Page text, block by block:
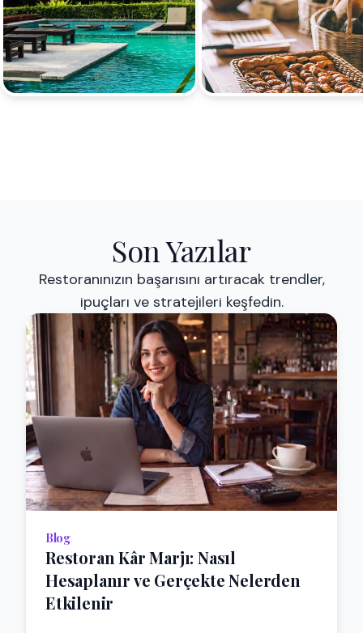
Son Yazılar
Restoranınızın başarısını artıracak trendler,
ipuçları ve stratejileri keşfedin.
Blog
Restoran Kâr Marjı: Nasıl
Hesaplanır ve Gerçekte Nelerden
Etkilenir